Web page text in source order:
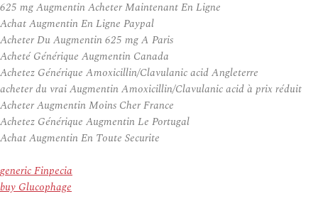
625 mg Augmentin Acheter Maintenant En Ligne
Achat Augmentin En Ligne Paypal
Acheter Du Augmentin 625 mg A Paris
Acheté Générique Augmentin Canada
Achetez Générique Amoxicillin/Clavulanic acid Angleterre
acheter du vrai Augmentin Amoxicillin/Clavulanic acid à prix réduit
Acheter Augmentin Moins Cher France
Achetez Générique Augmentin Le Portugal
Achat Augmentin En Toute Securite
generic Finpecia
buy Glucophage